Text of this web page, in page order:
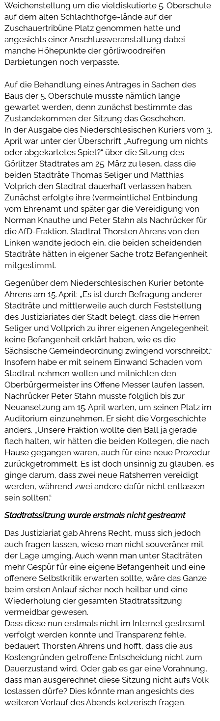
Weichenstellung um die vieldiskutierte 5. Oberschule
auf dem alten Schlachthofge-lände auf der
Zuschauertribüne Platz genommen hatte und
angesichts einer Anschlussveranstaltung dabei
manche Höhepunkte der görliwoodreifen
Darbietungen noch verpasste.
Auf die Behandlung eines Antrages in Sachen des
Baus der 5. Oberschule musste nämlich lange
gewartet werden, denn zunächst bestimmte das
Zustandekommen der Sitzung das Geschehen.
In der Ausgabe des Niederschlesischen Kuriers vom 3.
April war unter der Überschrift „Aufregung um nichts
oder abgekartetes Spiel?“ über die Sitzung des
Görlitzer Stadtrates am 25. März zu lesen, dass die
beiden Stadträte Thomas Seliger und Matthias
Volprich den Stadtrat dauerhaft verlassen haben.
Zunächst erfolgte ihre (vermeintliche) Entbindung
vom Ehrenamt und später gar die Vereidigung von
Norman Knauthe und Peter Stahn als Nachrücker für
die AfD-Fraktion. Stadtrat Thorsten Ahrens von den
Linken wandte jedoch ein, die beiden scheidenden
Stadträte hätten in eigener Sache trotz Befangenheit
mitgestimmt.
Gegenüber dem Niederschlesischen Kurier betonte
Ahrens am 15. April: „Es ist durch Befragung anderer
Stadträte und mittlerweile auch durch Feststellung
des Justiziariates der Stadt belegt, dass die Herren
Seliger und Vollprich zu ihrer eigenen Angelegenheit
keine Befangenheit erklärt haben, wie es die
Sächsische Gemeindeordnung zwingend vorschreibt.“
Insofern habe er mit seinem Einwand Schaden vom
Stadtrat nehmen wollen und mitnichten den
Oberbürgermeister ins Offene Messer laufen lassen.
Nachrücker Peter Stahn musste folglich bis zur
Neuansetzung am 15. April warten, um seinen Platz im
Auditorium einzunehmen. Er sieht die Vorgeschichte
anders. „Unsere Fraktion wollte den Ball ja gerade
flach halten, wir hätten die beiden Kollegen, die nach
Hause gegangen waren, auch für eine neue Prozedur
zurückgetrommelt. Es ist doch unsinnig zu glauben, es
ginge darum, dass zwei neue Ratsherren vereidigt
werden, während zwei andere dafür nicht entlassen
sein sollten.“
Stadtratssitzung wurde erstmals nicht gestreamt
Das Justiziariat gab Ahrens Recht, muss sich jedoch
auch fragen lassen, wieso man nicht souveräner mit
der Lage umging. Auch wenn man unter Stadträten
mehr Gespür für eine eigene Befangenheit und eine
offenere Selbstkritik erwarten sollte, wäre das Ganze
beim ersten Anlauf sicher noch heilbar und eine
Wiederholung der gesamten Stadtratssitzung
vermeidbar gewesen.
Dass diese nun erstmals nicht im Internet gestreamt
verfolgt werden konnte und Transparenz fehle,
bedauert Thorsten Ahrens und hofft, dass die aus
Kostengründen getroffene Entscheidung nicht zum
Dauerzustand wird. Oder gab es gar eine Vorahnung,
dass man ausgerechnet diese Sitzung nicht aufs Volk
loslassen dürfe? Dies könnte man angesichts des
weiteren Verlauf des Abends ketzerisch fragen.